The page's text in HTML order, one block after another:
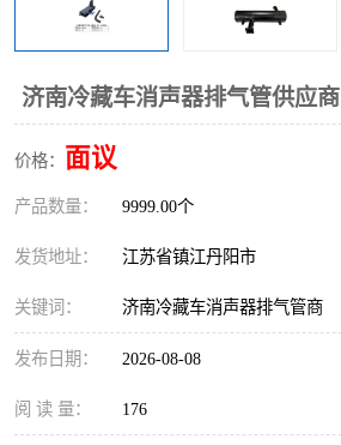
济南冷藏车消声器排气管供应商
价格： 面议
产品数量： 9999.00个
发货地址： 江苏省镇江丹阳市
关键词： 济南冷藏车消声器排气管商
发布日期： 2026-08-08
阅 读 量： 176